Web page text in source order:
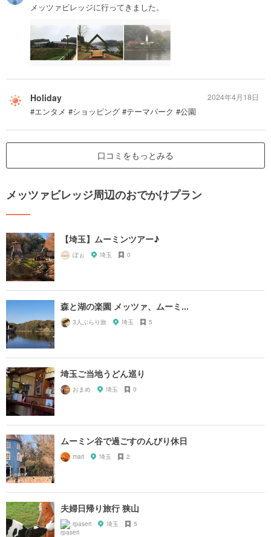
メッツァビレッジに行ってきました。
Holiday
#エンタメ #ショッピング #テーマパーク #公園
2024年4月18日
口コミをもっとみる
メッツァビレッジ周辺のおでかけプラン
【埼玉】ムーミンツアー♪
ぽぉ 埼玉 0
森と湖の楽園 メッツァ、ムーミ...
3人ぶらり旅 埼玉 5
埼玉ご当地うどん巡り
おまめ 埼玉 0
ムーミン谷で過ごすのんびり休日
mari 埼玉 2
夫婦日帰り旅行 狭山
rpaseri 埼玉 5